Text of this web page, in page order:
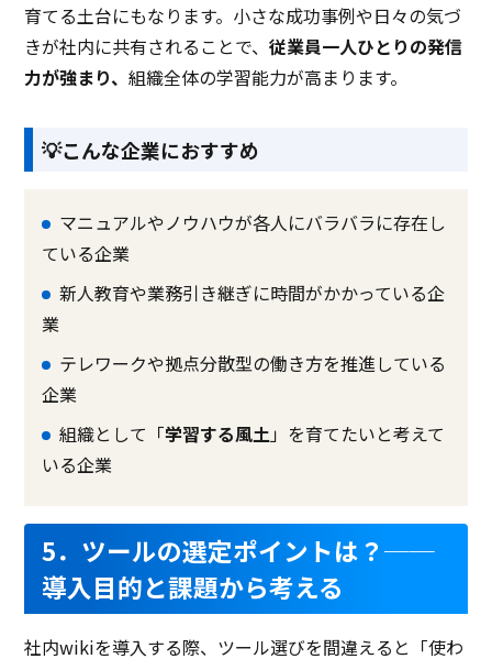
育てる土台にもなります。小さな成功事例や日々の気づ
きが社内に共有されることで、従業員一人ひとりの発信
力が強まり、組織全体の学習能力が高まります。
💡こんな企業におすすめ
マニュアルやノウハウが各人にバラバラに存在し
ている企業
新人教育や業務引き継ぎに時間がかかっている企
業
テレワークや拠点分散型の働き方を推進している
企業
組織として「学習する風土」を育てたいと考えて
いる企業
5．ツールの選定ポイントは？──
導入目的と課題から考える
社内wikiを導入する際、ツール選びを間違えると「使わ